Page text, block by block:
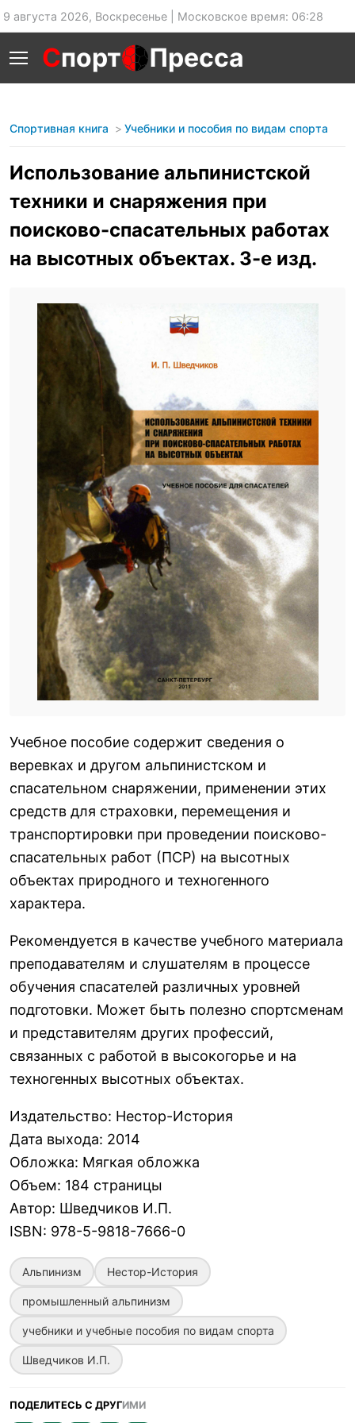
9 августа 2026, Воскресенье | Московское время: 06:28
Спорт Пресса
Спортивная книга Учебники и пособия по видам спорта
Использование альпинистской
техники и снаряжения при
поисково-спасательных работах
на высотных объектах. 3-е изд.
Учебное пособие содержит сведения о
веревках и другом альпинистском и
спасательном снаряжении, применении этих
средств для страховки, перемещения и
транспортировки при проведении поисково-
спасательных работ (ПСР) на высотных
объектах природного и техногенного
характера.
Рекомендуется в качестве учебного материала
преподавателям и слушателям в процессе
обучения спасателей различных уровней
подготовки. Может быть полезно спортсменам
и представителям других профессий,
связанных с работой в высокогорье и на
техногенных высотных объектах.
Издательство: Нестор-История
Дата выхода: 2014
Обложка: Мягкая обложка
Объем: 184 страницы
Автор: Шведчиков И.П.
ISBN: 978-5-9818-7666-0
Альпинизм Нестор-История
промышленный альпинизм
учебники и учебные пособия по видам спорта
Шведчиков И.П.
ПОДЕЛИТЕСЬ С ДРУГИМИ